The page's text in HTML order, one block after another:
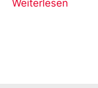
Weiterlesen